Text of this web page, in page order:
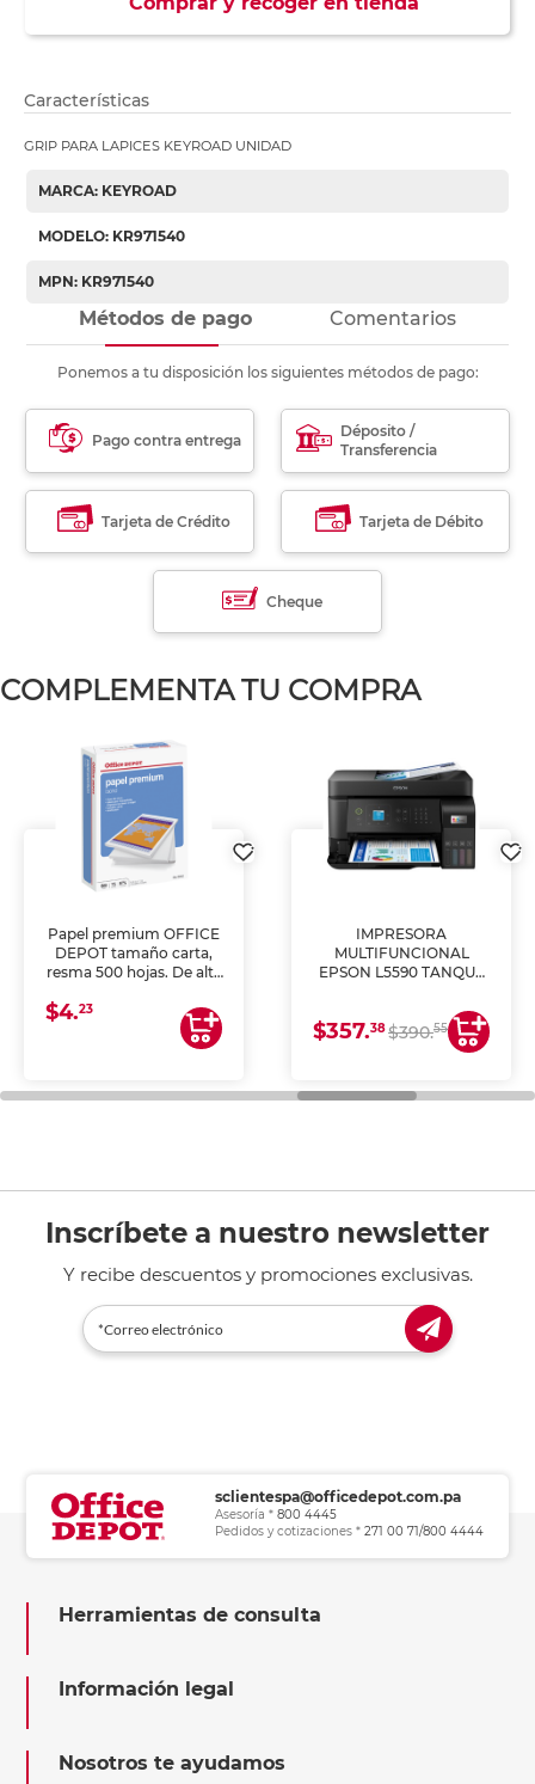
Características
GRIP PARA LAPICES KEYROAD UNIDAD
MARCA: KEYROAD
MODELO: KR971540
MPN: KR971540
Métodos de pago Comentarios
Ponemos a tu disposición los siguientes métodos de pago:
Pago contra entrega
Déposito /
Transferencia
Tarjeta de Crédito Tarjeta de Débito
Cheque
COMPLEMENTA TU COMPRA
Papel premium OFFICE
DEPOT tamaño carta,
resma 500 hojas. De alta
uniforme, ideal para
impresoras de inyección
de tinta y láser,
general de oficina.
$4.23
IMPRESORA
MULTIFUNCIONAL
EPSON L5590 TANQUE
COPIA Y ESCANEA)
$357.38$390.55
Inscríbete a nuestro newsletter
Y recibe descuentos y promociones exclusivas.
sclientespa@officedepot.com.pa
Asesoría * 800 4445
Pedidos y cotizaciones * 271 00 71/800 4444
Herramientas de consulta
Información legal
Nosotros te ayudamos